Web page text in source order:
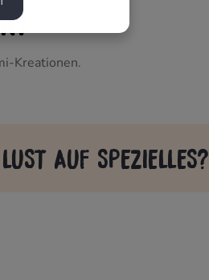
Kreationen.
LUST AUF SPEZIELLES?